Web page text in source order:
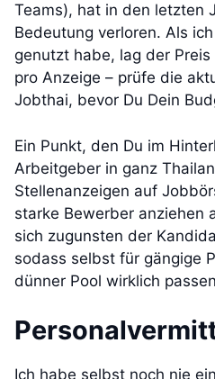
Teams), hat in den letzten
Bedeutung verloren. Als
genutzt habe, lag der
pro Anzeige – prüfe die
Jobthai, bevor Du Dein
Ein Punkt, den Du im
Arbeitgeber in ganz
Stellenanzeigen auf
starke Bewerber anziehen
sich zugunsten der
sodass selbst für gängige
dünner Pool wirklich
Ich habe selbst noch nie